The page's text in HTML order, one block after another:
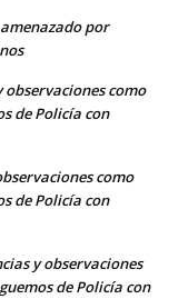
por
como
de Policía con
como
de Policía con
y observaciones
de Policía con